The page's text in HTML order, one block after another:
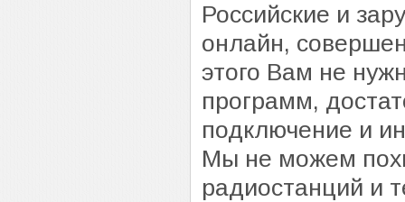
Российские и
онлайн,
этого Вам не
программ,
подключение и
Мы не можем
радиостанций и